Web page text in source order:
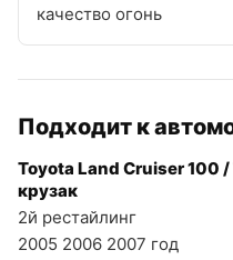
качество огонь
Подходит к
Toyota Land Cruiser 100
крузак
2й рестайлинг
2005 2006 2007 год